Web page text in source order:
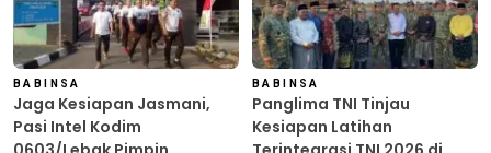
BABINSA
Jaga Kesiapan Jasmani,
Pasi Intel Kodim
BABINSA
Panglima TNI Tinjau
Kesiapan Latihan